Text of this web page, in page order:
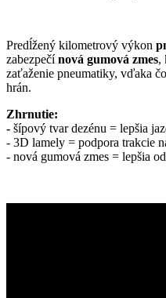
Predĺžený kilometrový výkon
zabezpečínová gumová zmes,
zaťaženie pneumatiky, vďaka
hrán.
Zhrnutie:
- šípový tvar dezénu = lepšia
- 3D lamely = podpora trakcie
- nová gumová zmes = lepšia